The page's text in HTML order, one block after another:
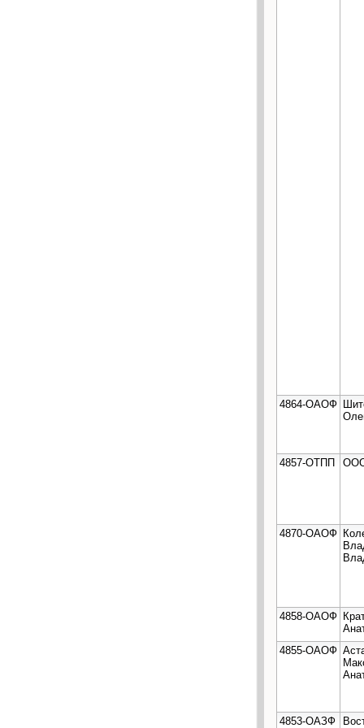
4864-ОАОФ
4857-ОТПП
4870-ОАОФ
4858-ОАОФ
4855-ОАОФ
4853-ОАЗФ